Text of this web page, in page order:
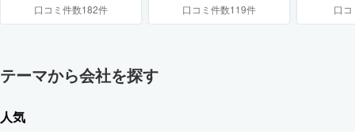
口コミ件数182件 口コミ件数119件 口
テーマから会社を探す
人気